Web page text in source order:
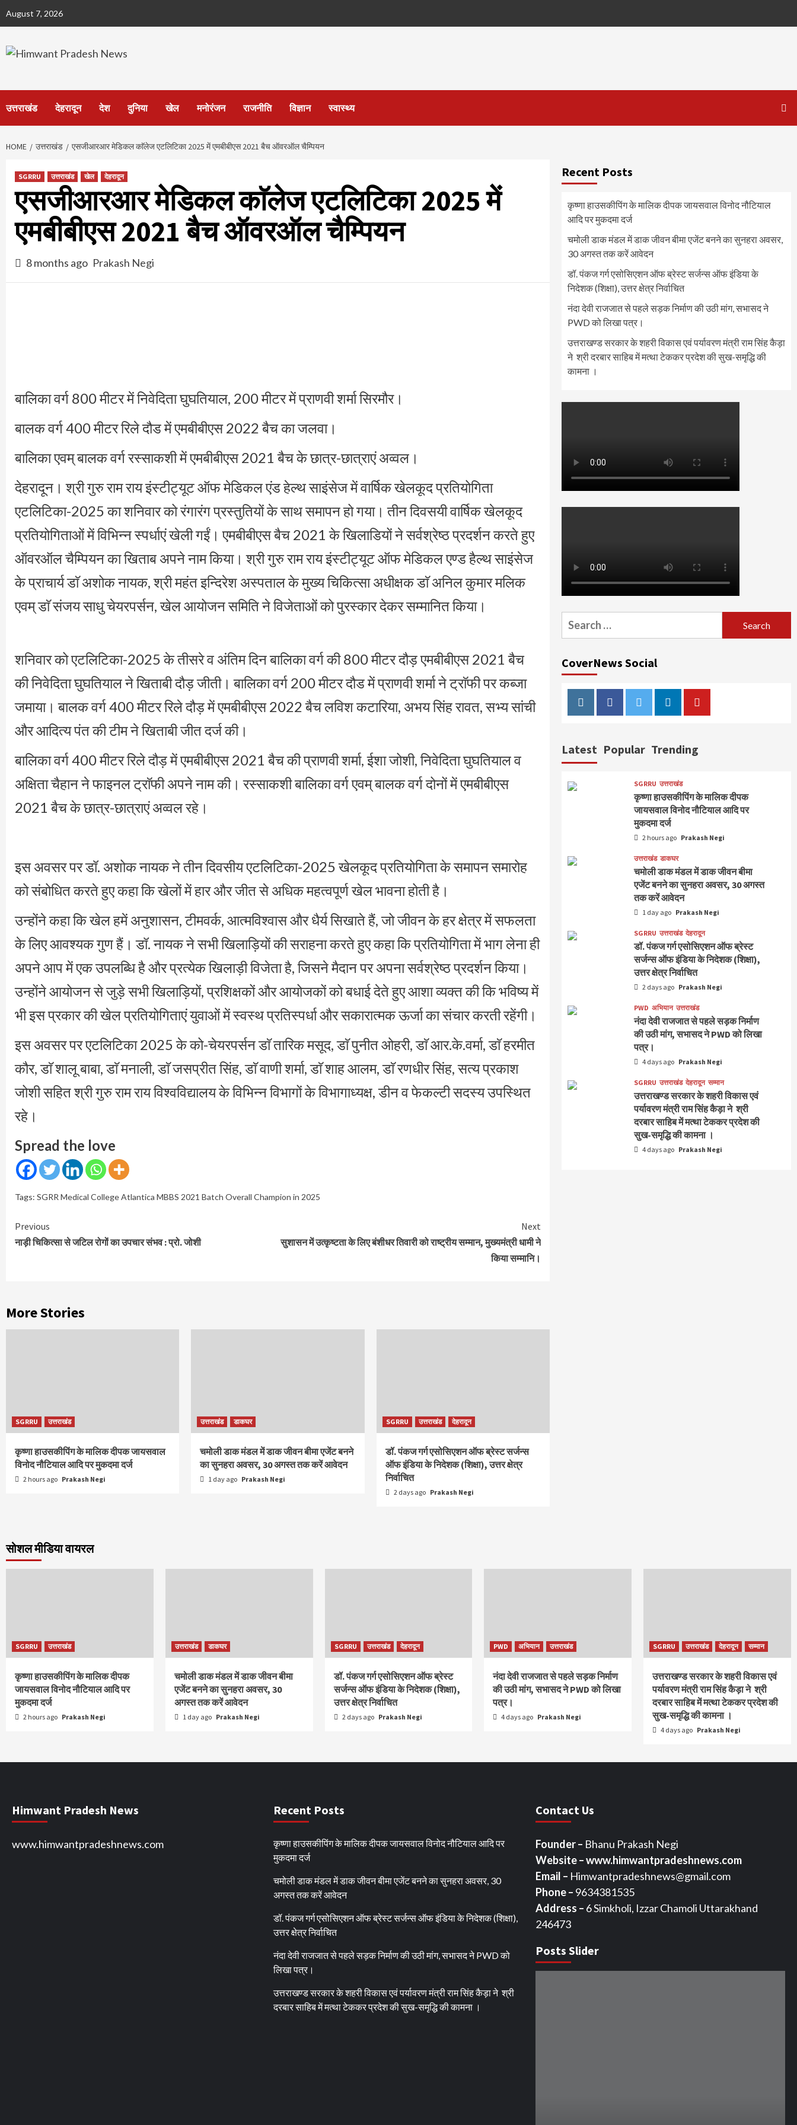
August 7, 2026
उत्तराखंड देहरादून देश दुनिया खेल मनोरंजन राजनीति विज्ञान स्वास्थ्य
HOME उत्तराखंड एसजीआरआर मेडिकल काॅलेज एटलिटिका 2025 में एमबीबीएस 2021 बैच ऑवरऑल चैम्पियन
SGRRU उत्तराखंड खेल देहरादून
एसजीआरआर मेडिकल काॅलेज एटलिटिका 2025 में
एमबीबीएस 2021 बैच ऑवरऑल चैम्पियन
8 months ago Prakash Negi
बालिका वर्ग 800 मीटर में निवेदिता घुघतियाल, 200 मीटर में प्राणवी शर्मा सिरमौर।
बालक वर्ग 400 मीटर रिले दौड में एमबीबीएस 2022 बैच का जलवा।
बालिका एवम् बालक वर्ग रस्साकशी में एमबीबीएस 2021 बैच के छात्र-छात्राएं अव्वल।
देहरादून। श्री गुरु राम राय इंस्टीट्यूट ऑफ मेडिकल एंड हेल्थ साइंसेज में वार्षिक खेलकूद प्रतियोगिता
एटलिटिका-2025 का शनिवार को रंगारंग प्रस्तुतियों के साथ समापन हो गया। तीन दिवसयी वार्षिक खेलकूद
प्रतियोगिताओं में विभिन्न स्पर्धाएं खेली गईं। एमबीबीएस बैच 2021 के खिलाडियों ने सर्वश्रेष्ठ प्रदर्शन करते हुए
ऑवरऑल चैम्पियन का खिताब अपने नाम किया। श्री गुरु राम राय इंस्टीट्यूट ऑफ मेडिकल एण्ड हैल्थ साइंसेज
के प्राचार्य डाॅ अशोक नायक, श्री महंत इन्दिरेश अस्पताल के मुख्य चिकित्सा अधीक्षक डाॅ अनिल कुमार मलिक
एवम् डाॅ संजय साधु चेयरपर्सन, खेल आयोजन समिति ने विजेताओं को पुरस्कार देकर सम्मानित किया।
शनिवार को एटलिटिका-2025 के तीसरे व अंतिम दिन बालिका वर्ग की 800 मीटर दौड़ एमबीबीएस 2021 बैच
की निवेदिता घुघतियाल ने खिताबी दौड़ जीती। बालिका वर्ग 200 मीटर दौड में प्राणवी शर्मा ने ट्राॅफी पर कब्जा
जमाया। बालक वर्ग 400 मीटर रिले दौड़ में एमबीबीएस 2022 बैच लविश कटारिया, अभय सिंह रावत, सभ्य सांची
और आदित्य पंत की टीम ने खिताबी जीत दर्ज की।
बालिका वर्ग 400 मीटर रिले दौड़ में एमबीबीएस 2021 बैच की प्राणवी शर्मा, ईशा जोशी, निवेदिता घुघतियाल व
अक्षिता चैहान ने फाइनल ट्राॅफी अपने नाम की। रस्साकशी बालिका वर्ग एवम् बालक वर्ग दोनों में एमबीबीएस
2021 बैच के छात्र-छात्राएं अव्वल रहे।
इस अवसर पर डॉ. अशोक नायक ने तीन दिवसीय एटलिटिका-2025 खेलकूद प्रतियोगिता के समापन समारोह
को संबोधित करते हुए कहा कि खेलों में हार और जीत से अधिक महत्वपूर्ण खेल भावना होती है।
उन्होंने कहा कि खेल हमें अनुशासन, टीमवर्क, आत्मविश्वास और धैर्य सिखाते हैं, जो जीवन के हर क्षेत्र में सफलता
के लिए आवश्यक गुण हैं। डॉ. नायक ने सभी खिलाड़ियों की सराहना करते हुए कहा कि प्रतियोगिता में भाग लेना ही
अपने आप में एक उपलब्धि है और प्रत्येक खिलाड़ी विजेता है, जिसने मैदान पर अपना सर्वश्रेष्ठ प्रदर्शन किया।
उन्होंने आयोजन से जुड़े सभी खिलाड़ियों, प्रशिक्षकों और आयोजकों को बधाई देते हुए आशा व्यक्त की कि भविष्य में
भी इस प्रकार की खेल प्रतियोगिताएं युवाओं में स्वस्थ प्रतिस्पर्धा और सकारात्मक ऊर्जा का संचार करती रहेंगी।
इस अवसर पर एटलिटिका 2025 के को-चेयरपर्सन डाॅ तारिक मसूद, डाॅ पुनीत ओहरी, डाॅ आर.के.वर्मा, डाॅ हरमीत
कौर, डाॅ शालू बाबा, डाॅ मनाली, डाॅ जसप्रीत सिंह, डाॅ वाणी शर्मा, डाॅ शाह आलम, डाॅ रणधीर सिंह, सत्य प्रकाश
जोशी सहित श्री गुरु राम राय विश्वविद्यालय के विभिन्न विभागों के विभागाध्यक्ष, डीन व फेकल्टी सदस्य उपस्थित
रहे।
Spread the love
Tags: SGRR Medical College Atlantica MBBS 2021 Batch Overall Champion in 2025
Continue
Reading
Previous
नाड़ी चिकित्सा से जटिल रोगों का उपचार संभव : प्रो. जोशी
Next
सुशासन में उत्कृष्टता के लिए बंशीधर तिवारी को राष्ट्रीय सम्मान, मुख्यमंत्री धामी ने
किया सम्मानि।
More Stories
SGRRU उत्तराखंड
कृष्णा हाउसकीपिंग के मालिक दीपक जायसवाल
विनोद नौटियाल आदि पर मुकदमा दर्ज
2 hours ago Prakash Negi
उत्तराखंड डाकघर
चमोली डाक मंडल में डाक जीवन बीमा एजेंट बनने
का सुनहरा अवसर, 30 अगस्त तक करें आवेदन
1 day ago Prakash Negi
SGRRU उत्तराखंड देहरादून
डॉ. पंकज गर्ग एसोसिएशन ऑफ ब्रेस्ट सर्जन्स
ऑफ इंडिया के निदेशक (शिक्षा), उत्तर क्षेत्र
निर्वाचित
2 days ago Prakash Negi
Recent Posts
कृष्णा हाउसकीपिंग के मालिक दीपक जायसवाल विनोद नौटियाल
आदि पर मुकदमा दर्ज
चमोली डाक मंडल में डाक जीवन बीमा एजेंट बनने का सुनहरा अवसर,
30 अगस्त तक करें आवेदन
डॉ. पंकज गर्ग एसोसिएशन ऑफ ब्रेस्ट सर्जन्स ऑफ इंडिया के
निदेशक (शिक्षा), उत्तर क्षेत्र निर्वाचित
नंदा देवी राजजात से पहले सड़क निर्माण की उठी मांग, सभासद ने
PWD को लिखा पत्र।
उत्तराखण्ड सरकार के शहरी विकास एवं पर्यावरण मंत्री राम सिंह कैड़ा
ने श्री दरबार साहिब में मत्था टेककर प्रदेश की सुख-समृद्धि की
कामना ।
Search
for:
CoverNews Social
InstagramFacebookTwitterLinkedinYoutube
Latest Popular Trending
SGRRU उत्तराखंड
कृष्णा हाउसकीपिंग के मालिक दीपक
जायसवाल विनोद नौटियाल आदि पर
मुकदमा दर्ज
2 hours ago Prakash Negi
उत्तराखंड डाकघर
चमोली डाक मंडल में डाक जीवन बीमा
एजेंट बनने का सुनहरा अवसर, 30 अगस्त
तक करें आवेदन
1 day ago Prakash Negi
SGRRU उत्तराखंड देहरादून
डॉ. पंकज गर्ग एसोसिएशन ऑफ ब्रेस्ट
सर्जन्स ऑफ इंडिया के निदेशक (शिक्षा),
उत्तर क्षेत्र निर्वाचित
2 days ago Prakash Negi
PWD अभियान उत्तराखंड
नंदा देवी राजजात से पहले सड़क निर्माण
की उठी मांग, सभासद ने PWD को लिखा
पत्र।
4 days ago Prakash Negi
SGRRU उत्तराखंड देहरादून सम्मान
उत्तराखण्ड सरकार के शहरी विकास एवं
पर्यावरण मंत्री राम सिंह कैड़ा ने श्री
दरबार साहिब में मत्था टेककर प्रदेश की
सुख-समृद्धि की कामना ।
4 days ago Prakash Negi
सोशल मीडिया वायरल
SGRRU उत्तराखंड
कृष्णा हाउसकीपिंग के मालिक दीपक
जायसवाल विनोद नौटियाल आदि पर
मुकदमा दर्ज
2 hours ago Prakash Negi
उत्तराखंड डाकघर
चमोली डाक मंडल में डाक जीवन बीमा
एजेंट बनने का सुनहरा अवसर, 30
अगस्त तक करें आवेदन
1 day ago Prakash Negi
SGRRU उत्तराखंड देहरादून
डॉ. पंकज गर्ग एसोसिएशन ऑफ ब्रेस्ट
सर्जन्स ऑफ इंडिया के निदेशक (शिक्षा),
उत्तर क्षेत्र निर्वाचित
2 days ago Prakash Negi
PWD अभियान उत्तराखंड
नंदा देवी राजजात से पहले सड़क निर्माण
की उठी मांग, सभासद ने PWD को लिखा
पत्र।
4 days ago Prakash Negi
SGRRU उत्तराखंड देहरादून सम्मान
उत्तराखण्ड सरकार के शहरी विकास एवं
पर्यावरण मंत्री राम सिंह कैड़ा ने श्री
दरबार साहिब में मत्था टेककर प्रदेश की
सुख-समृद्धि की कामना ।
4 days ago Prakash Negi
Himwant Pradesh News
www.himwantpradeshnews.com
Recent Posts
कृष्णा हाउसकीपिंग के मालिक दीपक जायसवाल विनोद नौटियाल आदि पर
मुकदमा दर्ज
चमोली डाक मंडल में डाक जीवन बीमा एजेंट बनने का सुनहरा अवसर, 30
अगस्त तक करें आवेदन
डॉ. पंकज गर्ग एसोसिएशन ऑफ ब्रेस्ट सर्जन्स ऑफ इंडिया के निदेशक (शिक्षा),
उत्तर क्षेत्र निर्वाचित
नंदा देवी राजजात से पहले सड़क निर्माण की उठी मांग, सभासद ने PWD को
लिखा पत्र।
उत्तराखण्ड सरकार के शहरी विकास एवं पर्यावरण मंत्री राम सिंह कैड़ा ने श्री
दरबार साहिब में मत्था टेककर प्रदेश की सुख-समृद्धि की कामना ।
Contact Us
Founder – Bhanu Prakash Negi
Website – www.himwantpradeshnews.com
Email – Himwantpradeshnews@gmail.com
Phone – 9634381535
Address – 6 Simkholi, Izzar Chamoli Uttarakhand
246473
Posts Slider